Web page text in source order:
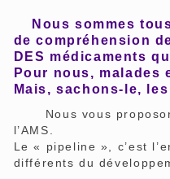
Nous sommes
de compréhension
DES médicaments
Pour nous, malades
Mais, sachons-le,
Nous vous
l’AMS.
Le « pipeline », c’est
différents du